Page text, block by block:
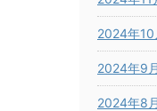
2024年10
2024年9月
2024年8月